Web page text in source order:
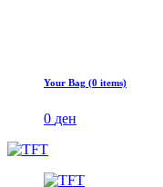
Your Bag (0 items)
0 ден